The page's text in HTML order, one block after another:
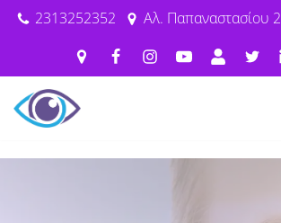
Μεταπηδήστε
περιεχόμενο
2313252352 Αλ. Παπαναστασίου